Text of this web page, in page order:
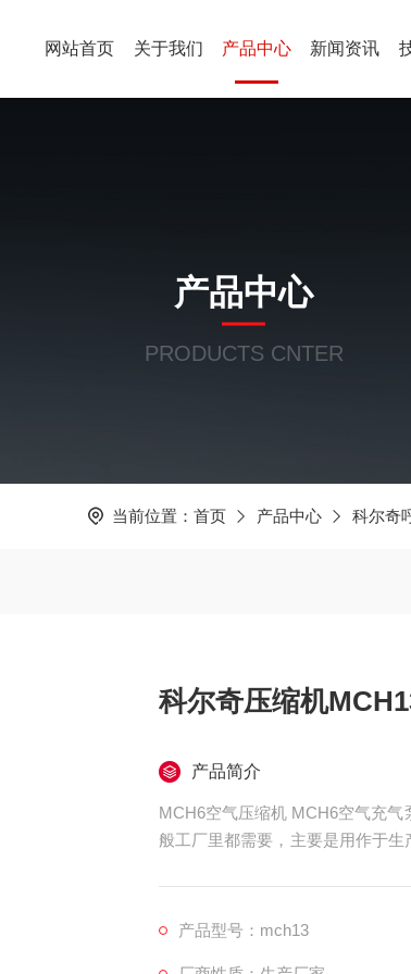
网站首页 关于我们 产品中心 新闻资讯
产品中心
PRODUCTS CNTER
当前位置： 首页 产品中心 科尔奇
科尔奇压缩机
产品简介
MCH6空气压缩机 MCH6空气充
般工厂里都需要，主要是用作于
气泵产品型号：mch13